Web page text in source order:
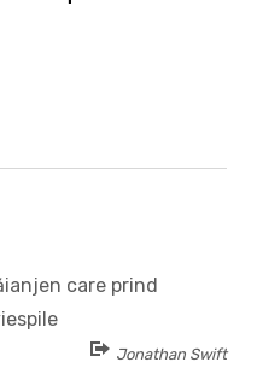
care prind
Jonathan Swift